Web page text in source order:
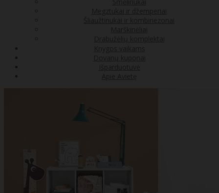
Megztukai ir džemperiai
Šliaužtinukai ir kombinezonai
Marškinėliai
Drabužėlių komplektai
Knygos vaikams
Dovanų kuponai
Išparduotuvė
Apie Avietę